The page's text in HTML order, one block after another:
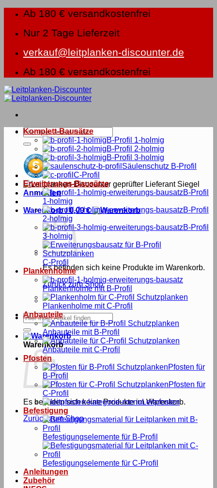
springen
Ab 180 € versandkostenfrei
Nur 2 Tage Lieferzeit
verkauf@leitplanken-discounter.de
Ab 180 € versandkostenfrei
Suche
nach:
Anmelden
Warenkorb /0,00€
Es befinden sich keine Produkte im Warenkorb.
Zurück zum Shop
Suche
nach:
Warenkorb
Es befinden sich keine Produkte im Warenkorb.
Zurück zum Shop
Komplett-Bausätze
B-Profil 1-holmig
B-Profil 2-holmig
B-Profil 3-holmig
Säulenschutz B-Profil
C-Profil
Erweiterungs-Bausätze
B-Profil
1-holmig
B-Profil
2-holmig
B-Profil
3-holmig
C-Profil
Plankenholme
Plankenholme mit B-Profil
Plankenholme mit C-Profil
Anbauteile
Anbauteile mit B-Profil
Anbauteile mit C-Profil
Pfosten
Pfosten für
B-Profil
Pfosten für
C-Profil
Leitpfosten
Befestigung
Befestigungselemente für B-Profil
Befestigungselemente für C-Profil
Anleitungen
Zubehör